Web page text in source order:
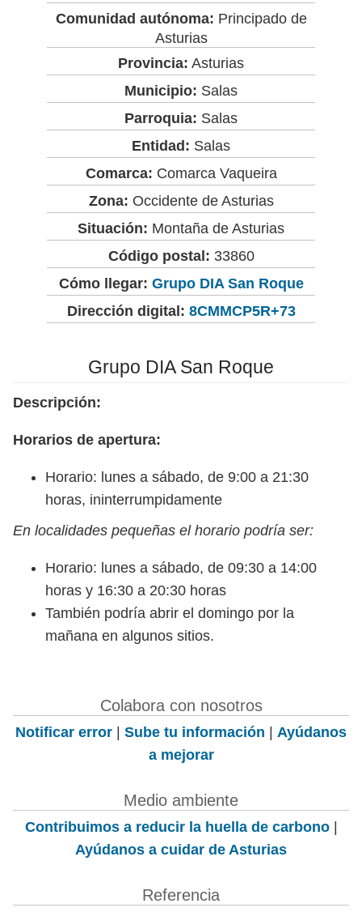
Comunidad autónoma: Principado de
Asturias
Provincia: Asturias
Municipio: Salas
Parroquia: Salas
Entidad: Salas
Comarca: Comarca Vaqueira
Zona: Occidente de Asturias
Situación: Montaña de Asturias
Código postal: 33860
Cómo llegar: Grupo DIA San Roque
Dirección digital: 8CMMCP5R+73
Grupo DIA San Roque
Descripción:
Horarios de apertura:
Horario: lunes a sábado, de 9:00 a 21:30
horas, ininterrumpidamente
En localidades pequeñas el horario podría ser:
Horario: lunes a sábado, de 09:30 a 14:00
horas y 16:30 a 20:30 horas
También podría abrir el domingo por la
mañana en algunos sitios.
Colabora con nosotros
Notificar error | Sube tu información | Ayúdanos
a mejorar
Medio ambiente
Contribuimos a reducir la huella de carbono|
Ayúdanos a cuidar de Asturias
Referencia